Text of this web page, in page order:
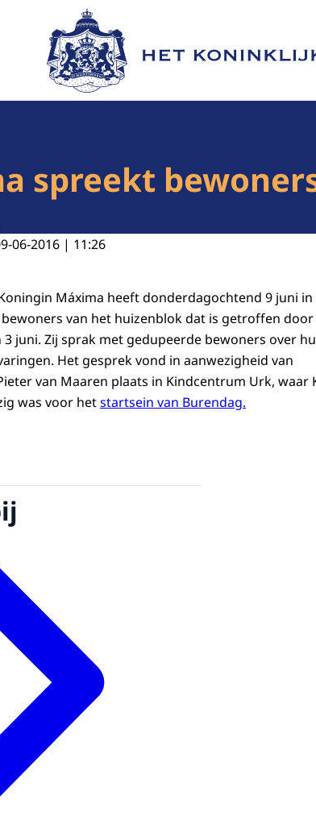
Naar de homepage van Het Koninklijk Huis
spreekt
06-2016 | 11:26
Máxima heeft donderdagochtend 9 juni
van het huizenblok dat is getroffen door
3 juni. Zij sprak met gedupeerde bewoners over
Het gesprek vond in aanwezigheid van
van Maaren plaats in Kindcentrum Urk, waar
was voor hetstartsein van Burendag.